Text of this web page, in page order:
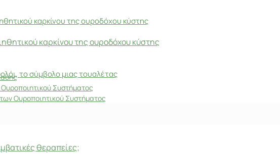
Συστήματος
Ουροποιητικού Συστήματος
καρκίνου της ουροδόχου κύστης
θεραπείες;